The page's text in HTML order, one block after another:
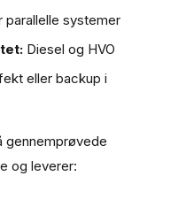
systemer
Diesel og HVO
eller backup i
gennemprøvede
og leverer: